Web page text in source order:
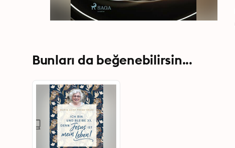
Bunları da beğenebilirsin...